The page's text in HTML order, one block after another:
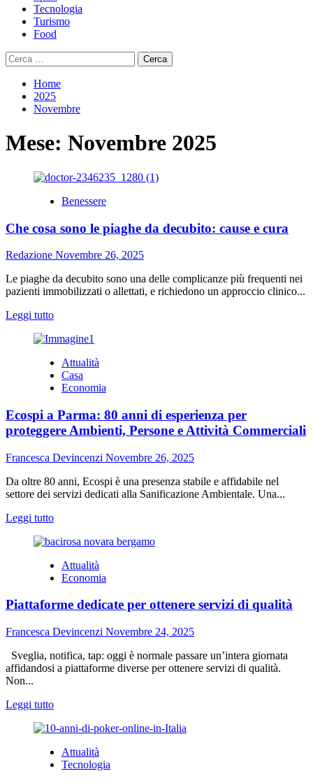
Tecnologia
Turismo
Food
Ricerca
per:
Home
2025
Novembre
Mese: Novembre 2025
Benessere
Che cosa sono le piaghe da decubito: cause e cura
Redazione Novembre 26, 2025
Le piaghe da decubito sono una delle complicanze più frequenti nei
pazienti immobilizzati o allettati, e richiedono un approccio clinico...
Leggi tuttoLeggi
più
Che
cosa
sono
piaghe
da
decubito:
cause
e
cura
Attualità
Casa
Economia
Ecospi a Parma: 80 anni di esperienza per
proteggere Ambienti, Persone e Attività Commerciali
Francesca Devincenzi Novembre 26, 2025
Da oltre 80 anni, Ecospi è una presenza stabile e affidabile nel
settore dei servizi dedicati alla Sanificazione Ambientale. Una...
Leggi tuttoLeggi
più
Ecospi
a
80
di
per
proteggere
e
Commerciali
Attualità
Economia
Piattaforme dedicate per ottenere servizi di qualità
Francesca Devincenzi Novembre 24, 2025
Sveglia, notifica, tap: oggi è normale passare un’intera giornata
affidandosi a piattaforme diverse per ottenere servizi di qualità.
Non...
Leggi tuttoLeggi
più
Piattaforme
dedicate
Attualità
Tecnologia